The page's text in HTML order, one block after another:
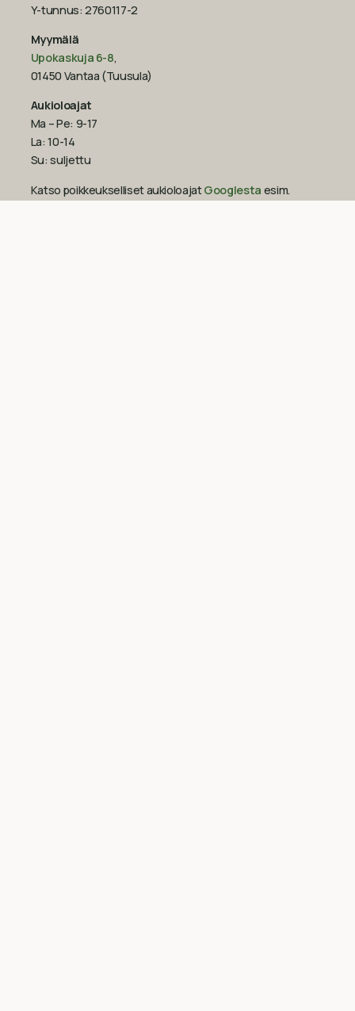
Y-tunnus: 2760117-2
Myymälä
Upokaskuja 6-8,
01450 Vantaa (Tuusula)
Aukioloajat
Ma – Pe: 9-17
La: 10-14
Su: suljettu
Katso poikkeukselliset aukioloajatGooglesta esim.